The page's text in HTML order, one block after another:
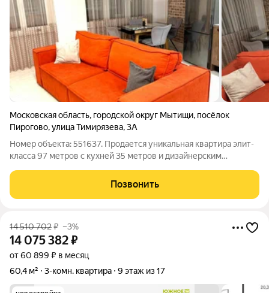
Московская область, городской округ Мытищи, посёлок
Пирогово,улица Тимирязева,3А
Номер объекта: 551637. Продается уникальная квартира элит-
класса 97 метров с кухней 35 метров и дизайнерским
каждый метр продуман до мелочей, а мебель остается новым
владельцам. Квартира
Позвонить
14 510 702₽ –3%
14 075 382₽
от 60 899 ₽ в месяц
60,4 м²
3-комн. квартира 9 этаж из 17